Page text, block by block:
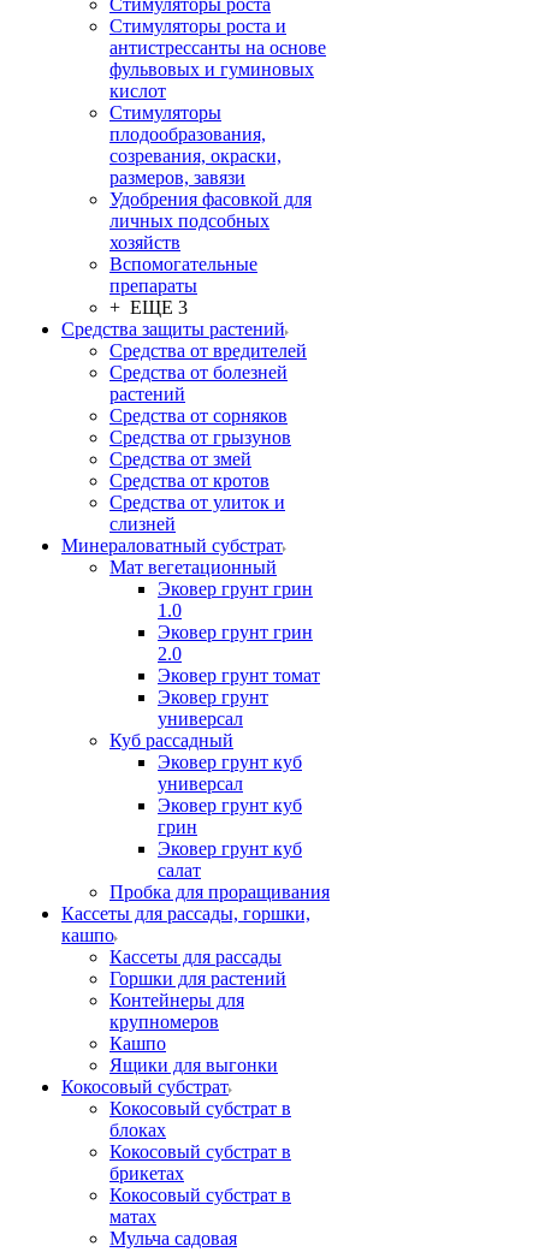
Стимуляторы роста
Стимуляторы роста и
антистрессанты на основе
фульвовых и гуминовых
кислот
Стимуляторы
плодообразования,
созревания, окраски,
размеров, завязи
Удобрения фасовкой для
личных подсобных
хозяйств
Вспомогательные
препараты
+ ЕЩЕ 3
Средства защиты растений
Средства от вредителей
Средства от болезней
растений
Средства от сорняков
Средства от грызунов
Средства от змей
Средства от кротов
Средства от улиток и
слизней
Минераловатный субстрат
Мат вегетационный
Эковер грунт грин
1.0
Эковер грунт грин
2.0
Эковер грунт томат
Эковер грунт
универсал
Куб рассадный
Эковер грунт куб
универсал
Эковер грунт куб
грин
Эковер грунт куб
салат
Пробка для проращивания
Кассеты для рассады, горшки,
кашпо
Кассеты для рассады
Горшки для растений
Контейнеры для
крупномеров
Кашпо
Ящики для выгонки
Кокосовый субстрат
Кокосовый субстрат в
блоках
Кокосовый субстрат в
брикетах
Кокосовый субстрат в
матах
Мульча садовая